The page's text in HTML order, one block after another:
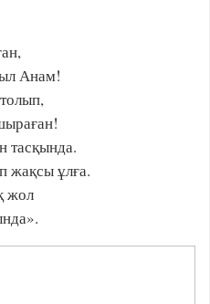
Анам!
тасқында.
жақсы ұлға.
жол